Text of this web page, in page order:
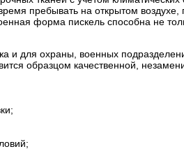
пребывать на открытом воздухе,
форма пискель способна не
и для охраны, военных
образцом качественной,